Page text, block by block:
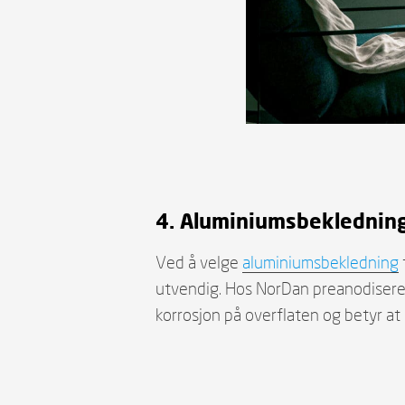
4.
Ved å velge aluminiumsbekledning
utvendig. Hos NorDan
korrosjon på overflaten og betyr